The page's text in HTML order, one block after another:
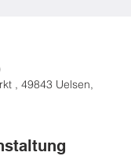
, 49843 Uelsen,